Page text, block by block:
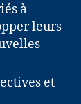
à
leurs
et